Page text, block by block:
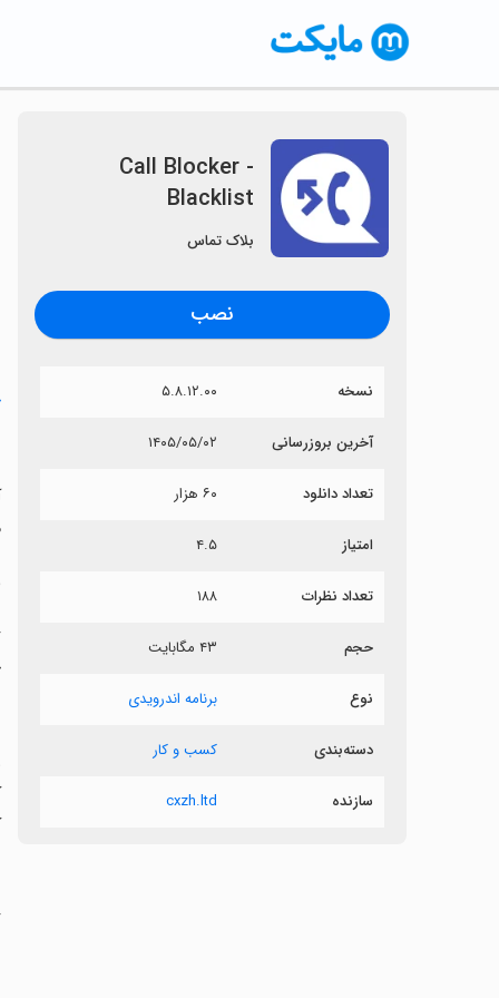
Call Blocker -
Blacklist
بلاک تماس
نصب
نسخه ۵.۸.۱۲.۰۰
آخرین بروزرسانی ۱۴۰۵/۰۵/۰۲
تعداد دانلود ۶۰ هزار
امتیاز ۴.۵
تعداد نظرات ۱۸۸
حجم ۴۳ مگابایت
نوع برنامه اندرویدی
دسته‌بندی کسب و کار
سازنده cxzh.ltd